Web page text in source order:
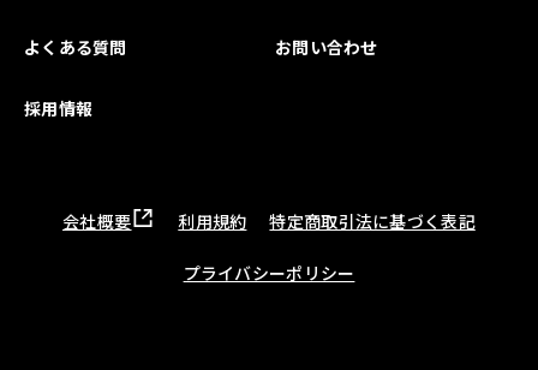
よくある質問 お問い合わせ
採用情報
会社概要 利用規約 特定商取引法に基づく表記
プライバシーポリシー